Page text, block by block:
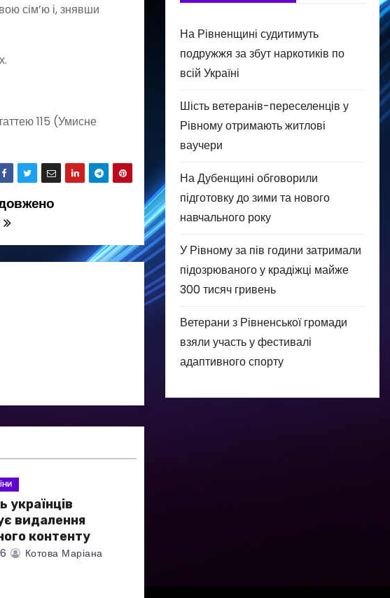
сім’ю і, знявши
115 (Умисне
українців
видалення
контенту
Котова Маріана
На Рівненщині судитимуть
подружжя за збут наркотиків по
всій Україні
Шість ветеранів-переселенців у
Рівному отримають житлові
ваучери
На Дубенщині обговорили
підготовку до зими та нового
навчального року
У Рівному за пів години затримали
підозрюваного у крадіжці майже
300 тисяч гривень
Ветерани з Рівненської громади
взяли участь у фестивалі
адаптивного спорту